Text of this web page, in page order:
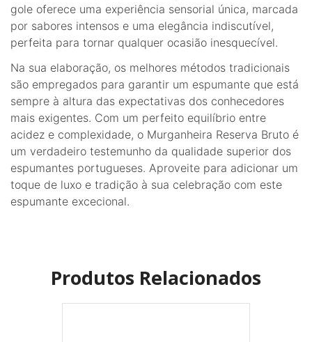
gole oferece uma experiência sensorial única, marcada
por sabores intensos e uma elegância indiscutível,
perfeita para tornar qualquer ocasião inesquecível.
Na sua elaboração, os melhores métodos tradicionais
são empregados para garantir um espumante que está
sempre à altura das expectativas dos conhecedores
mais exigentes. Com um perfeito equilíbrio entre
acidez e complexidade, o Murganheira Reserva Bruto é
um verdadeiro testemunho da qualidade superior dos
espumantes portugueses. Aproveite para adicionar um
toque de luxo e tradição à sua celebração com este
espumante excecional.
Produtos Relacionados